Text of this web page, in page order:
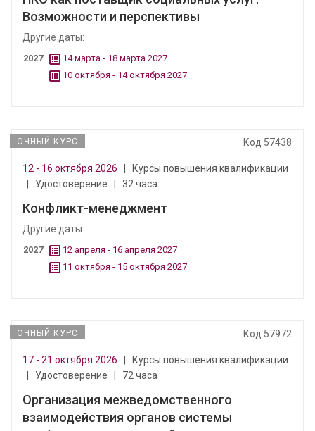
Возможности и перспективы
Другие даты:
2027
14 марта - 18 марта 2027
10 октября - 14 октября 2027
ОЧНЫЙ КУРС Код 57438
12 - 16 октября 2026
Курсы повышения квалификации
Удостоверение 32 часа
Конфликт-менеджмент
Другие даты:
2027
12 апреля - 16 апреля 2027
11 октября - 15 октября 2027
ОЧНЫЙ КУРС Код 57972
17 - 21 октября 2026
Курсы повышения квалификации
Удостоверение 72 часа
Организация межведомственного
взаимодействия органов системы